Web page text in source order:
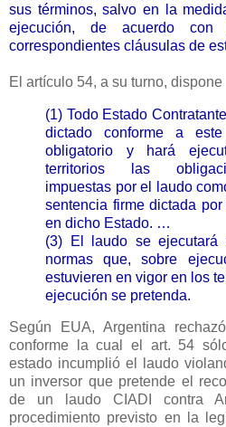
sus términos, salvo en la
ejecución, de acuerdo
correspondientes cláusulas de
El artículo 54, a su turno, dispone
(1) Todo Estado
dictado conforme a
obligatorio y hará
territorios las
impuestas por el laudo
sentencia firme dictada
en dicho Estado. …
(3) El laudo se ejecutará
normas que, sobre
estuvieren en vigor en los
ejecución se pretenda.
Según EUA, Argentina
conforme la cual el art. 54
estado incumplió el laudo
un inversor que pretende el
de un laudo CIADI contra
procedimiento previsto en la